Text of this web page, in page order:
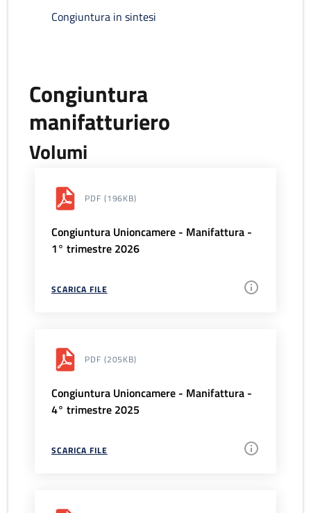
Congiuntura in sintesi
Congiuntura
manifatturiero
Volumi
PDF (196KB)
Congiuntura Unioncamere - Manifattura -
1° trimestre 2026
SCARICA FILE
PDF (205KB)
Congiuntura Unioncamere - Manifattura -
4° trimestre 2025
SCARICA FILE